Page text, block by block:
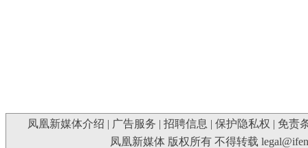
凤凰新媒体介绍 | 广告服务 | 招聘信息 | 保护隐私权 | 免责
凤凰新媒体 版权所有 不得转载